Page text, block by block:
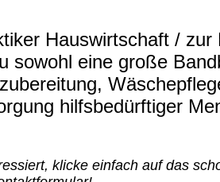
Hauswirtschaft / zur
sowohl eine große
hilfsbedürftiger
klicke einfach auf das